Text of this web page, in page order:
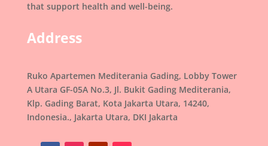
that support health and well-being.
Address
Ruko Apartemen Mediterania Gading, Lobby Tower
A Utara GF-05A No.3, Jl. Bukit Gading Mediterania,
Klp. Gading Barat, Kota Jakarta Utara, 14240,
Indonesia., Jakarta Utara, DKI Jakarta